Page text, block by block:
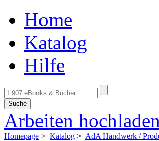
Home
Katalog
Hilfe
Suche
Arbeiten hochladen
Homepage > Katalog > AdA Handwerk /